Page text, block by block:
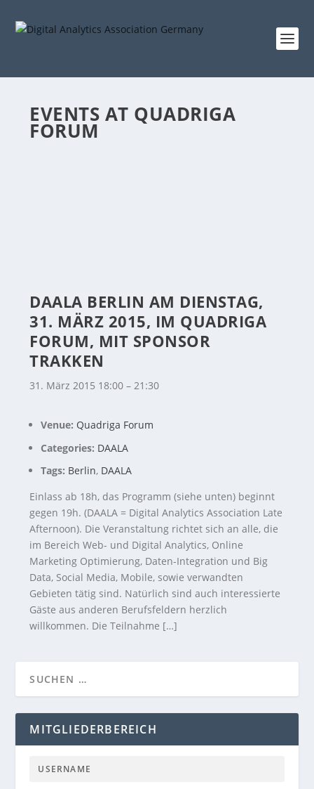
EVENTS AT QUADRIGA
FORUM
DAALA BERLIN AM DIENSTAG,
31. MÄRZ 2015, IM QUADRIGA
FORUM, MIT SPONSOR
TRAKKEN
31. März 2015 18:00 –21:30
Venue: Quadriga Forum
Categories: DAALA
Tags: Berlin, DAALA
Einlass ab 18h, das Programm (siehe unten) beginnt
gegen 19h. (DAALA = Digital Analytics Association Late
Afternoon). Die Veranstaltung richtet sich an alle, die
im Bereich Web- und Digital Analytics, Online
Marketing Optimierung, Daten-Integration und Big
Data, Social Media, Mobile, sowie verwandten
Gebieten tätig sind. Natürlich sind auch interessierte
Gäste aus anderen Berufsfeldern herzlich
willkommen. Die Teilnahme […]
MITGLIEDERBEREICH